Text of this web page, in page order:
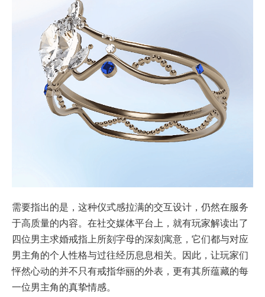
需要指出的是，这种仪式感拉满的交互设计，仍然在服务
于高质量的内容。在社交媒体平台上，就有玩家解读出了
四位男主求婚戒指上所刻字母的深刻寓意，它们都与对应
男主角的个人性格与过往经历息息相关。因此，让玩家们
怦然心动的并不只有戒指华丽的外表，更有其所蕴藏的每
一位男主角的真挚情感。